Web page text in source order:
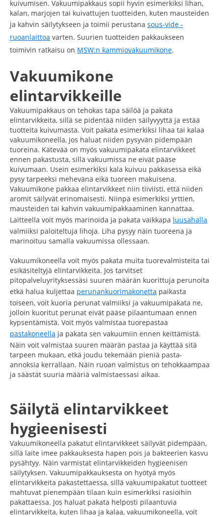
kuivumisen. Vakuumipakkaus sopii hyvin esimerkiksi lihan,
kalan, marjojen tai kuivattujen tuotteiden, kuten mausteiden
ja kahvin säilytykseen ja toimii perustana sous-vide -
ruoanlaittoa varten. Suurien tuotteiden pakkaukseen
toimivin ratkaisu on MSW:n kammiovakuumikone.
Vakuumikone
elintarvikkeille
Vakuumipakkaus on tehokas tapa säilöä ja pakata
elintarvikkeita, sillä se pidentää niiden säilyvyyttä ja estää
tuotteita kuivumasta. Voit pakata esimerkiksi lihaa tai kalaa
vakuumikoneella, jos haluat niiden pysyvän pidempään
tuoreina. Kätevää on myös vakuumipakata elintarvikkeet
ennen pakastusta, sillä vakuumissa ne eivät pääse
kuivumaan. Usein esimerkiksi kala kuivuu pakkasessa eikä
pysy tarpeeksi mehevänä eikä tuoreen makuisena.
Vakuumikone pakkaa elintarvikkeet niin tiiviisti, että niiden
aromit säilyvät erinomaisesti. Niinpä esimerkiksi yrttien,
mausteiden tai kahvin vakuumipakkaaminen kannattaa.
Laitteella voit myös marinoida ja pakata vaikkapa luusahalla
valmiiksi paloiteltuja lihoja. Liha pysyy näin tuoreena ja
marinoituu samalla vakuumissa ollessaan.
Vakuumikoneella voit myös pakata muita tuorevalmisteita tai
esikäsiteltyjä elintarvikkeita. Jos tarvitset
pitopalveluyrityksessäsi suuren määrän kuorittuja perunoita
etkä halua kuljettaa perunankuorimakonetta paikasta
toiseen, voit kuoria perunat valmiiksi ja vakuumipakata ne,
jolloin kuoritut perunat eivät pääse pilaantumaan ennen
kypsentämistä. Voit myös valmistaa tuorepastaa
pastakoneella ja pakata sen vakuumiin ennen keittämistä.
Näin voit valmistaa suuren määrän pastaa ja käyttää sitä
tarpeen mukaan, etkä joudu tekemään pieniä pasta-
annoksia kerrallaan. Näin ruoan valmistus on tehokkaampaa
ja säästät suuria määriä valmistaessasi aikaa.
Säilytä elintarvikkeet
hygieenisesti
Vakuumikoneella pakatut elintarvikkeet säilyvät pidempään,
sillä laite imee pakkauksesta hapen pois ja bakteerien kasvu
pysähtyy. Näin varmistat elintarvikkeiden hygieenisen
säilytyksen. Vakuumipakkauksesta on hyötyä myös
elintarvikkeita pakastettaessa, sillä vakuumipakatut tuotteet
mahtuvat pienempään tilaan kuin esimerkiksi rasioihin
pakattaessa. Jos haluat pakata helposti pilaantuvia
elintarvikkeita, kuten lihaa ja kalaa, vakuumikoneella, voit